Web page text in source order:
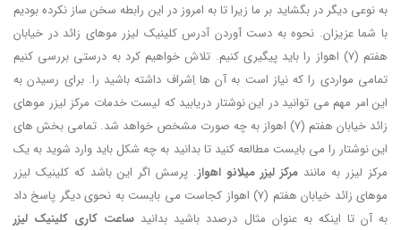
به نوعی دیگر در بگشاید بر ما زیرا تا به امروز در این رابطه سخن ساز نکرده بودیم
با شما عزیزان. نحوه به دست آوردن آدرس کلینیک لیزر موهای زائد در خیابان
هفتم (7) اهواز را باید پیگیری کنیم. تلاش خواهیم کرد به درستی بررسی کنیم
تمامی مواردی را که نیاز است به آن ها اِشراف داشته باشید را. برای رسیدن به
این امر مهم می توانید در این نوشتار دریابید که لیست خدمات مرکز لیزر موهای
زائد خیابان هفتم (7) اهواز به چه صورت مشخص خواهد شد. تمامی بخش های
این نوشتار را می بایست مطالعه کنید تا بدانید به چه شکل باید وارد شوید به یک
مرکز لیزر به مانندمرکز لیزر میلانو اهواز. پرسش اگر این باشد که کلینیک لیزر
موهای زائد خیابان هفتم (7) اهواز کجاست می بایست به نحوی دیگر پاسخ داد
به آن تا اینکه به عنوان مثال درصدد باشید بدانید ساعت کاری کلینیک لیزر